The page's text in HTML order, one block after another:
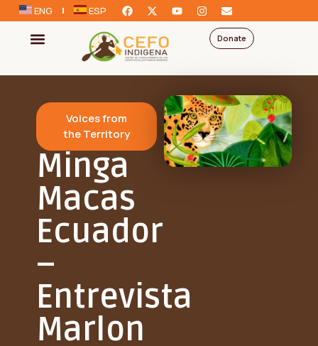
ENG ESP
Donate
Voices from
the Territory
Minga
Macas
Ecuador
–
Entrevista
Marlon